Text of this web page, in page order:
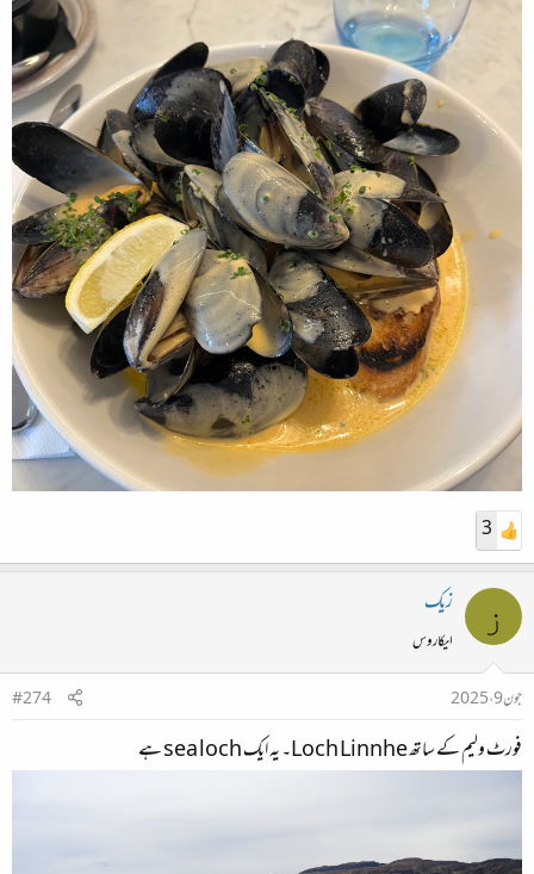
3
ز زیک
ایکاروس
جون 9، 2025
#274
فورٹ ولیم کے ساتھ Loch Linnhe۔ یہ ایک sea loch ہے